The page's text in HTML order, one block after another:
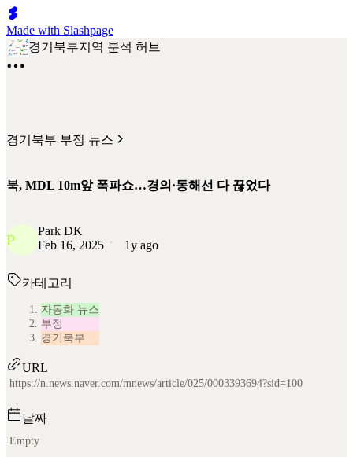
Made with Slashpage
경기북부지역 분석 허브
경기북부 부정 뉴스
북, MDL 10m앞 폭파쇼…경의·동해선 다 끊었다
P
Park DK
Feb 16, 2025
1y ago
카테고리
자동화 뉴스
부정
경기북부
URL
https://n.news.naver.com/mnews/article/025/0003393694?sid=100
날짜
Empty